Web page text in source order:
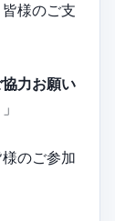
皆様のご支
協力お願い
のご参加